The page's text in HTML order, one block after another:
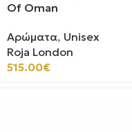
Of Oman
Αρώματα, Unisex
Roja London
515.00€